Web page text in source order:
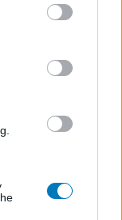
kwam en
Een hele